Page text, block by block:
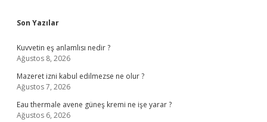
Sidebar
Son Yazılar
Kuvvetin eş anlamlısı nedir ?
Ağustos 8, 2026
Mazeret izni kabul edilmezse ne olur ?
Ağustos 7, 2026
Eau thermale avene güneş kremi ne işe yarar ?
Ağustos 6, 2026